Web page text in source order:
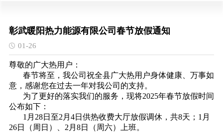
彰武暖阳热力能源有限公司春节放假通知
01-26
尊敬的广大热用户：
春节将至，我公司祝全县广大热用户身体健康、万事如
意，感谢您在过去一年对我公司的支持。
为了更好的落实我们的服务，现将2025年春节放假时间
公布如下：
1月28日至2月4日供热收费大厅放假调休，共8天；1月
26日（周日）、2月8日（周六）上班。